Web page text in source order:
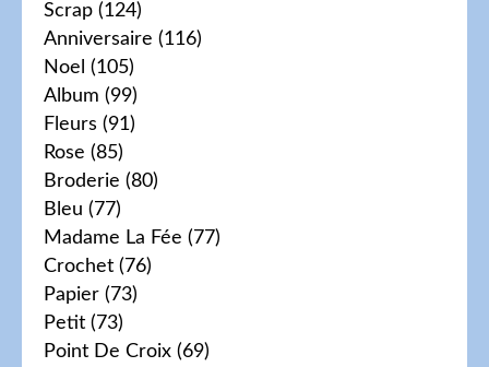
Scrap (124)
Anniversaire (116)
Noel (105)
Album (99)
Fleurs (91)
Rose (85)
Broderie (80)
Bleu (77)
Madame La Fée (77)
Crochet (76)
Papier (73)
Petit (73)
Point De Croix (69)